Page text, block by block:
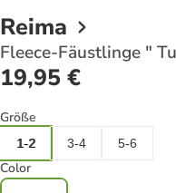
Reima
Fleece-Fäustlinge "
19,95 €
Größe
1-2 3-4 5-6
Color